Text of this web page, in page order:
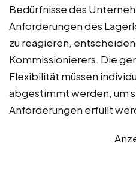
Bedürfnisse des
Anforderungen des
zu reagieren,
Kommissionierers. Die
Flexibilität müssen
abgestimmt werden, um
Anforderungen erfüllt